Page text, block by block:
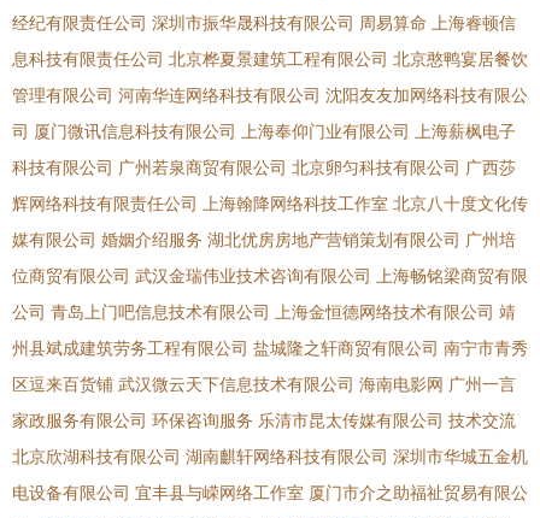
经纪有限责任公司 深圳市振华晟科技有限公司 周易算命
上海睿顿信
息科技有限责任公司 北京桦夏景建筑工程有限公司 北京憨鸭宴居餐饮
管理有限公司 河南华连网络科技有限公司 沈阳友友加网络科技有限公
司 厦门微讯信息科技有限公司 上海奉仰门业有限公司
上海薪枫电子
科技有限公司 广州若泉商贸有限公司 北京卵匀科技有限公司 广西莎
辉网络科技有限责任公司
上海翰降网络科技工作室 北京八十度文化传
媒有限公司 婚姻介绍服务 湖北优房房地产营销策划有限公司 广州培
位商贸有限公司 武汉金瑞伟业技术咨询有限公司
上海畅铭梁商贸有限
公司 青岛上门吧信息技术有限公司 上海金恒德网络技术有限公司 靖
州县斌成建筑劳务工程有限公司 盐城隆之轩商贸有限公司 南宁市青秀
区逗来百货铺 武汉微云天下信息技术有限公司 海南电影网 广州一言
家政服务有限公司 环保咨询服务 乐清市昆太传媒有限公司 技术交流
北京欣湖科技有限公司 湖南麒轩网络科技有限公司 深圳市华城五金机
电设备有限公司 宜丰县与嵘网络工作室 厦门市介之助福祉贸易有限公